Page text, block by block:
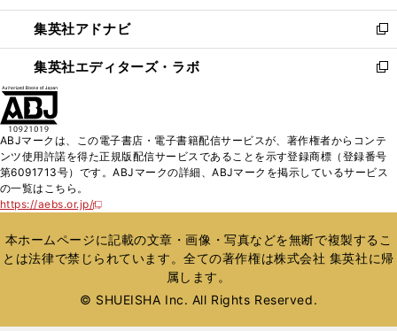
開
く
ウ
で
開
く
ン
ド
ウ
で
ウ
ィ
ン
ド
く
集英社アドナビ
新
し
い
ド
ウ
で
集英社エディターズ・ラボ
新
ィ
ン
ド
開
く
ABJマークは、この電子書店・電子書籍配信サービスが、著作権者からコンテ
ンツ使用許諾を得た正規版配信サービスであることを示す登録商標（登録番号
第6091713号）です。ABJマークの詳細、ABJマークを掲示しているサービス
の一覧はこちら。
https://aebs.or.jp/
新
い
ウ
ィ
ウ
本ホームページに記載の文章・画像・写真などを無断で複製するこ
とは法律で禁じられています。全ての著作権は株式会社 集英社に帰
属します。
© SHUEISHA Inc. All Rights Reserved.